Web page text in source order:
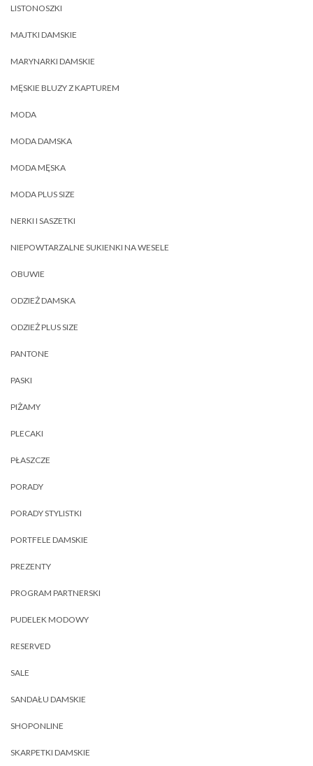
LISTONOSZKI
MAJTKI DAMSKIE
MARYNARKI DAMSKIE
MĘSKIE BLUZY Z KAPTUREM
MODA
MODA DAMSKA
MODA MĘSKA
MODA PLUS SIZE
NERKI I SASZETKI
NIEPOWTARZALNE SUKIENKI NA WESELE
OBUWIE
ODZIEŻ DAMSKA
ODZIEŻ PLUS SIZE
PANTONE
PASKI
PIŻAMY
PLECAKI
PŁASZCZE
PORADY
PORADY STYLISTKI
PORTFELE DAMSKIE
PREZENTY
PROGRAM PARTNERSKI
PUDELEK MODOWY
RESERVED
SALE
SANDAŁU DAMSKIE
SHOPONLINE
SKARPETKI DAMSKIE